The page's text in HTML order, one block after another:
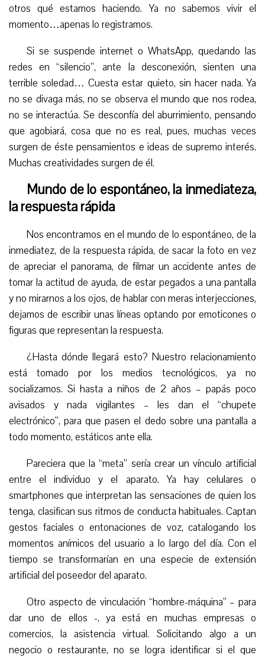
otros qué estamos haciendo. Ya no sabemos vivir el
momento…apenas lo registramos.
Si se suspende internet o WhatsApp, quedando las
redes en “silencio”, ante la desconexión, sienten una
terrible soledad… Cuesta estar quieto, sin hacer nada. Ya
no se divaga más, no se observa el mundo que nos rodea,
no se interactúa. Se desconfía del aburrimiento, pensando
que agobiará, cosa que no es real, pues, muchas veces
surgen de éste pensamientos e ideas de supremo interés.
Muchas creatividades surgen de él.
Mundo de lo espontáneo, la inmediateza,
la respuesta rápida
Nos encontramos en el mundo de lo espontáneo, de la
inmediatez, de la respuesta rápida, de sacar la foto en vez
de apreciar el panorama, de filmar un accidente antes de
tomar la actitud de ayuda, de estar pegados a una pantalla
y no mirarnos a los ojos, de hablar con meras interjecciones,
dejamos de escribir unas líneas optando por emoticones o
figuras que representan la respuesta.
¿Hasta dónde llegará esto? Nuestro relacionamiento
está tomado por los medios tecnológicos, ya no
socializamos. Si hasta a niños de 2 años – papás poco
avisados y nada vigilantes – les dan el “chupete
electrónico”, para que pasen el dedo sobre una pantalla a
todo momento, estáticos ante ella.
Pareciera que la “meta” sería crear un vínculo artificial
entre el individuo y el aparato. Ya hay celulares o
smartphones que interpretan las sensaciones de quien los
tenga, clasifican sus ritmos de conducta habituales. Captan
gestos faciales o entonaciones de voz, catalogando los
momentos anímicos del usuario a lo largo del día. Con el
tiempo se transformarían en una especie de extensión
artificial del poseedor del aparato.
Otro aspecto de vinculación “hombre-máquina” – para
dar uno de ellos -, ya está en muchas empresas o
comercios, la asistencia virtual. Solicitando algo a un
negocio o restaurante, no se logra identificar si el que